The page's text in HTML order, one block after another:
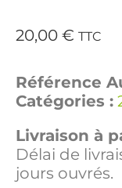
20,00 € TTC
Référence
Catégories :
Livraison à
Délai de
jours ouvrés.